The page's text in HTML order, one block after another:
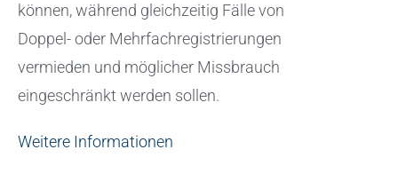
können, während gleichzeitig Fälle von
Doppel- oder Mehrfachregistrierungen
vermieden und möglicher Missbrauch
eingeschränkt werden sollen.
Weitere Informationen